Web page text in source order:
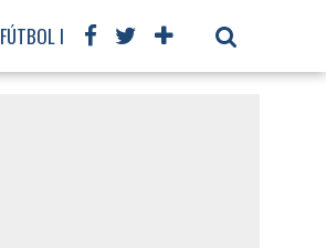
FÚTBOL INTERNACIONAL